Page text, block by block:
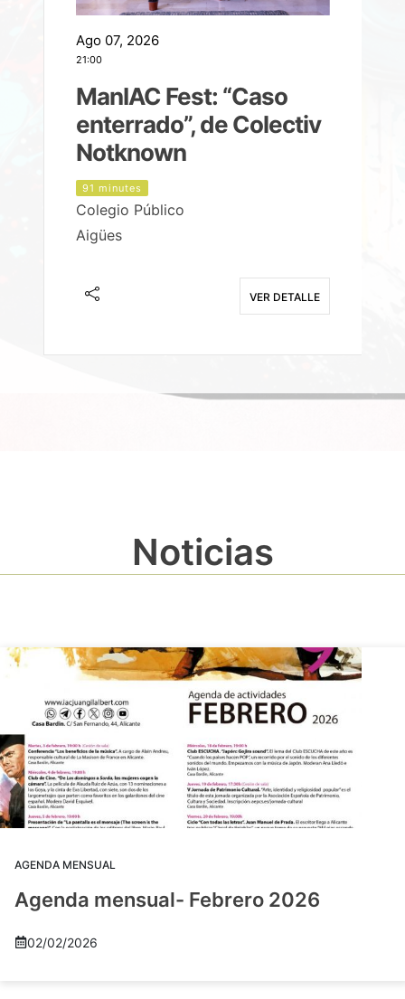
Ago 07, 2026
21:00
ManIAC Fest: “Caso
enterrado”, de Colectiv
Notknown
91 minutes
Colegio Público
Aigües
VER DETALLE
Noticias
AGENDA MENSUAL
Agenda mensual- Febrero 2026
02/02/2026